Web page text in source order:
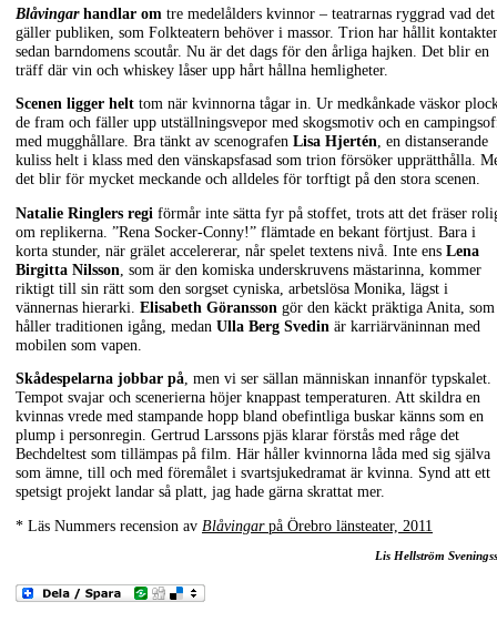
Blåvingarhandlar om tre medelålders kvinnor – teatrarnas ryggrad vad det
gäller publiken, som Folkteatern behöver i massor. Trion har hållit
sedan barndomens scoutår. Nu är det dags för den årliga hajken. Det blir en
träff där vin och whiskey låser upp hårt hållna hemligheter.
Scenen ligger helt tom när kvinnorna tågar in. Ur medkånkade väskor
de fram och fäller upp utställningsvepor med skogsmotiv och en
med mugghållare. Bra tänkt av scenografen Lisa Hjertén, en distanserande
kuliss helt i klass med den vänskapsfasad som trion försöker upprätthålla.
det blir för mycket meckande och alldeles för torftigt på den stora scenen.
Natalie Ringlers regi förmår inte sätta fyr på stoffet, trots att det fräser
om replikerna. ”Rena Socker-Conny!” flämtade en bekant förtjust. Bara i
korta stunder, när grälet accelererar, når spelet textens nivå. Inte ens Lena
Birgitta Nilsson , som är den komiska underskruvens mästarinna, kommer
riktigt till sin rätt som den sorgset cyniska, arbetslösa Monika, lägst i
vännernas hierarki. Elisabeth Göransson gör den käckt präktiga Anita, som
håller traditionen igång, medan Ulla Berg Svedin är karriärväninnan med
mobilen som vapen.
Skådespelarna jobbar på, men vi ser sällan människan innanför typskalet.
Tempot svajar och scenerierna höjer knappast temperaturen. Att skildra en
kvinnas vrede med stampande hopp bland obefintliga buskar känns som en
plump i personregin. Gertrud Larssons pjäs klarar förstås med råge det
Bechdeltest som tillämpas på film. Här håller kvinnorna låda med sig själva
som ämne, till och med föremålet i svartsjukedramat är kvinna. Synd att ett
spetsigt projekt landar så platt, jag hade gärna skrattat mer.
* Läs Nummers recension av Blåvingarpå Örebro länsteater, 2011
Lis Hellström